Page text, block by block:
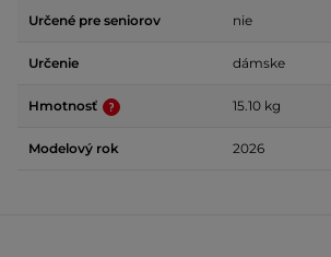
Určené pre seniorov nie
Určenie dámske
Hmotnosť 15.10 kg
Modelový rok 2026